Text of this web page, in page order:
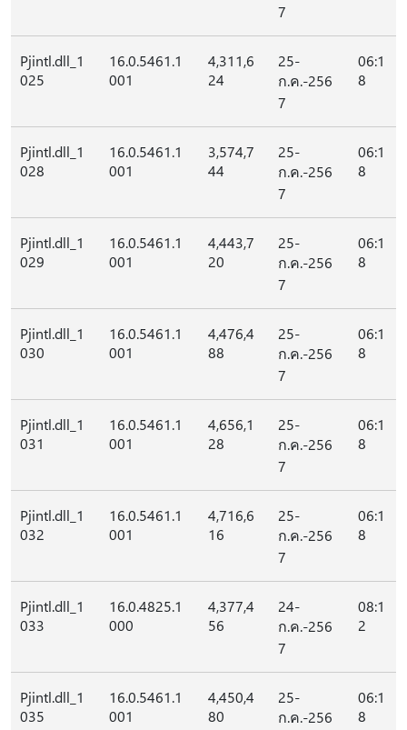
7
Pjintl.dll_1
025
16.0.5461.1
001
4,311,6
24
25-
ก.ค.-256
7
06:1
8
Pjintl.dll_1
028
16.0.5461.1
001
3,574,7
44
25-
ก.ค.-256
7
06:1
8
Pjintl.dll_1
029
16.0.5461.1
001
4,443,7
20
25-
ก.ค.-256
7
06:1
8
Pjintl.dll_1
030
16.0.5461.1
001
4,476,4
88
25-
ก.ค.-256
7
06:1
8
Pjintl.dll_1
031
16.0.5461.1
001
4,656,1
28
25-
ก.ค.-256
7
06:1
8
Pjintl.dll_1
032
16.0.5461.1
001
4,716,6
16
25-
ก.ค.-256
7
06:1
8
Pjintl.dll_1
033
16.0.4825.1
000
4,377,4
56
24-
ก.ค.-256
7
08:1
2
Pjintl.dll_1
035
16.0.5461.1
001
4,450,4
80
25-
ก.ค.-256
06:1
8